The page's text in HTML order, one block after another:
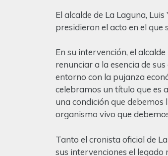
El alcalde de La Laguna,
presidieron el acto en el
En su intervención, el
renunciar a la esencia de
entorno con la pujanza
celebramos un título que es
una condición que debemos
organismo vivo que
Tanto el cronista oficial de
sus intervenciones el legado